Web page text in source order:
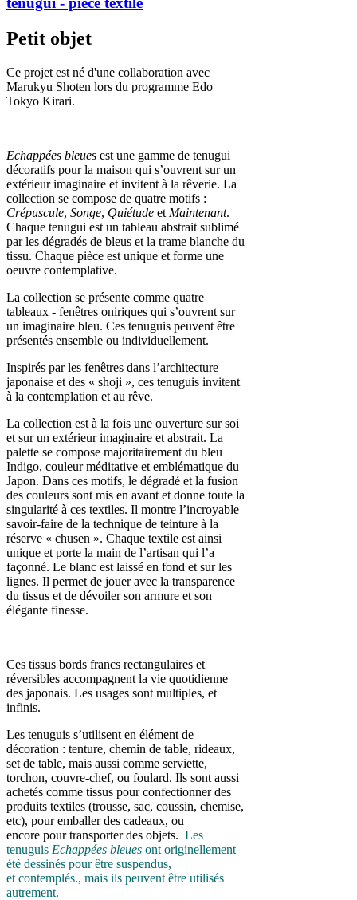
Petit objet
Ce projet est né d'une collaboration avec
Marukyu Shoten lors du programme Edo
Tokyo Kirari.
Echappées bleues est une gamme de tenugui
décoratifs pour la maison qui s’ouvrent sur un
extérieur imaginaire et invitent à la rêverie. La
collection se compose de quatre motifs :
Crépuscule, Songe, Quiétude et Maintenant.
Chaque tenugui est un tableau abstrait sublimé
par les dégradés de bleus et la trame blanche du
tissu. Chaque pièce est unique et forme une
oeuvre contemplative.
La collection se présente comme quatre
tableaux - fenêtres oniriques qui s’ouvrent sur
un imaginaire bleu. Ces tenuguis peuvent être
présentés ensemble ou individuellement.
Inspirés par les fenêtres dans l’architecture
japonaise et des « shoji », ces tenuguis invitent
à la contemplation et au rêve.
La collection est à la fois une ouverture sur soi
et sur un extérieur imaginaire et abstrait. La
palette se compose majoritairement du bleu
Indigo, couleur méditative et emblématique du
Japon. Dans ces motifs, le dégradé et la fusion
des couleurs sont mis en avant et donne toute la
singularité à ces textiles. Il montre l’incroyable
savoir-faire de la technique de teinture à la
réserve « chusen ». Chaque textile est ainsi
unique et porte la main de l’artisan qui l’a
façonné. Le blanc est laissé en fond et sur les
lignes. Il permet de jouer avec la transparence
du tissus et de dévoiler son armure et son
élégante finesse.
Ces tissus bords francs rectangulaires et
réversibles accompagnent la vie quotidienne
des japonais. Les usages sont multiples, et
infinis.
Les tenuguis s’utilisent en élément de
décoration : tenture, chemin de table, rideaux,
set de table, mais aussi comme serviette,
torchon, couvre-chef, ou foulard. Ils sont aussi
achetés comme tissus pour confectionner des
produits textiles (trousse, sac, coussin, chemise,
etc), pour emballer des cadeaux, ou
encore pour transporter des objets. Les
tenuguis Echappées bleues ont originellement
été dessinés pour être suspendus,
et contemplés., mais ils peuvent être utilisés
autrement.